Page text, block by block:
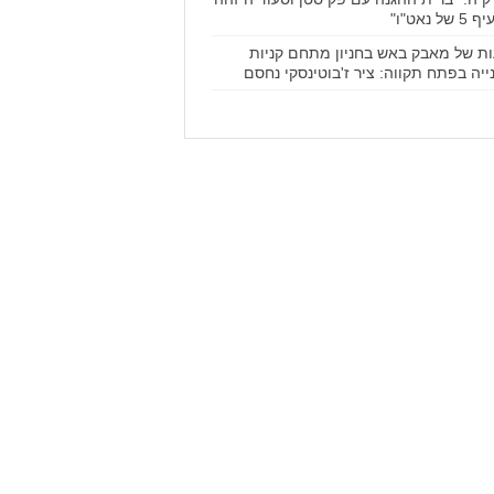
נאט"ו"
של מאבק באש בחניון מתחם קניות
בפתח תקווה: ציר ז'בוטינסקי נחסם